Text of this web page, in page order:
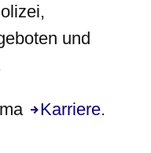
und
Karriere.